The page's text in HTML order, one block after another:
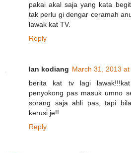
pakai akal saja yang kata
tak perlu gi dengar ceramah
lawak kat TV.
Reply
lan kodiang March 31, 2013 at
berita kat tv lagi
penyokong pas masuk umno
sorang saja ahli pas, tapi
kerusi je!!
Reply